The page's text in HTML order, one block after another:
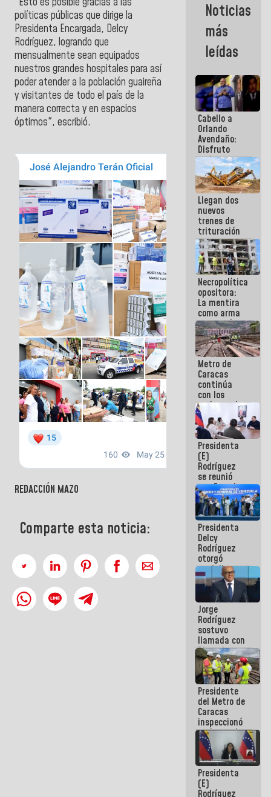
políticas públicas que dirige la
Presidenta Encargada, Delcy
Rodríguez, logrando que
mensualmente sean equipados
nuestros grandes hospitales para así
poder atender a la población guaireña
y visitantes de todo el país de la
manera correcta y en espacios
óptimos", escribió.
REDACCIÓN MAZO
Comparte esta noticia:
estrellaron
de frente
contra el
Pueblo
Noticias
más
leídas
Cabello a
Orlando
Avendaño:
Disfruto
cada vez
que escribes
porque lo
que haces
es
embarrarla
Llegan dos
nuevos
trenes de
trituración
para
optimizar
manejo de
escombros
en La Guaira
Necropolítica
opositora:
La mentira
como arma
contra el
Pueblo
Metro de
Caracas
continúa
con los
trabajos de
mantenimiento
e inspección
en la Línea 2
Presidenta
(E)
Rodríguez
se reunió
con Estado
Mayor
Eléctrico
para
abordar
planes de
acción
Presidenta
Delcy
Rodríguez
otorgó
medalla
"Héroe de
Venezuela"
a servidores
públicos
Jorge
Rodríguez
sostuvo
llamada con
Dinorah
Figuera y
acuerdan
primer
encuentro
presencial
para el
diálogo
Presidente
del Metro de
Caracas
inspeccionó
trabajos de
rehabilitación
y
modernización
de la vía
férrea
Presidenta
(E)
Rodríguez